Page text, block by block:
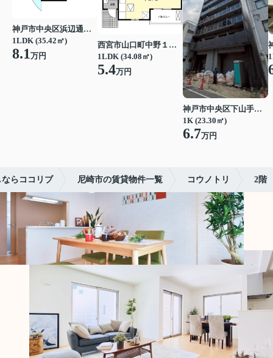
神戸市中央区浜辺通３丁目
1LDK (35.42㎡)
8.1万円
西宮市山口町中野１丁目
1LDK (34.08㎡)
5.4万円
神戸市中央区下山手通７丁目
1K (23.30㎡)
6.7万円
らココリブ 尼崎市の賃貸物件一覧 コウノトリ 2階